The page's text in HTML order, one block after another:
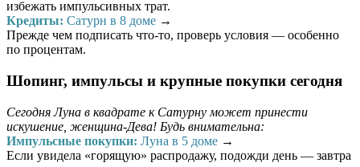
избежать импульсивных трат.
Кредиты: Сатурн в 8 доме →
Прежде чем подписать что-то, проверь условия — особенно
по процентам.
Шопинг, импульсы и крупные покупки сегодня
Сегодня Луна в квадрате к Сатурну может принести
искушение, женщина-Дева! Будь внимательна:
Импульсные покупки: Луна в 5 доме →
Если увидела «горящую» распродажу, подожди день — завтра